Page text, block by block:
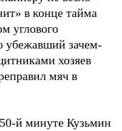
в конце тайма
углового
убежавший зачем-
хозяев
мяч в
й минуте Кузьмин